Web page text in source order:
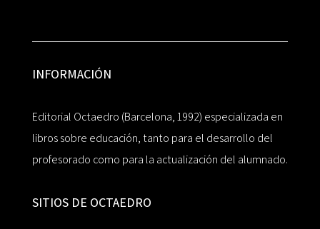
INFORMACIÓN
Editorial Octaedro (Barcelona, 1992) especializada en
libros sobre educación, tanto para el desarrollo del
profesorado como para la actualización del alumnado.
SITIOS DE OCTAEDRO